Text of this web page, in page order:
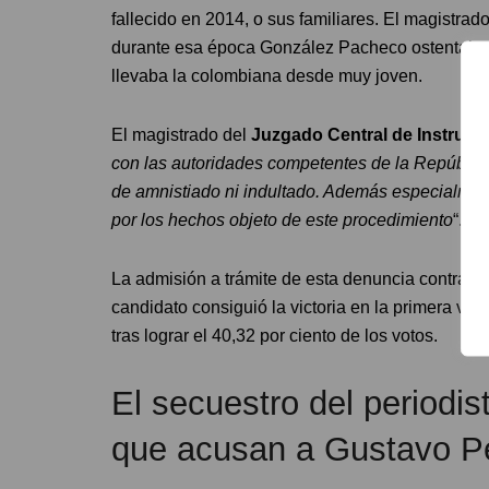
fallecido en 2014, o sus familiares. El
durante esa época González Pacheco
llevaba la colombiana desde muy joven.
El magistrado del Juzgado Central de
con las autoridades competentes de la
de amnistiado ni indultado. Además
por los hechos objeto de este procedimiento“.
La admisión a trámite de esta denuncia contra
candidato consiguió la victoria en la primera
tras lograr el 40,32 por ciento de los votos.
El secuestro del
que acusan a Gustavo